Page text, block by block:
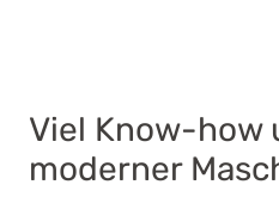
Viel Know-how
moderner